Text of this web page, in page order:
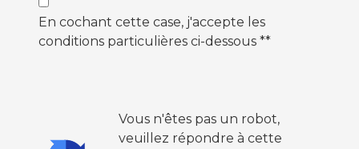
En cochant cette case, j'accepte les
conditions particulières ci-dessous **
Vous n'êtes pas un robot,
veuillez répondre à cette